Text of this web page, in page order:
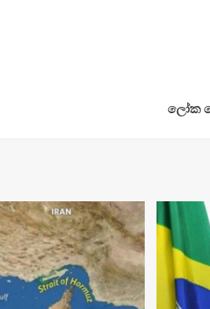
ලෝක